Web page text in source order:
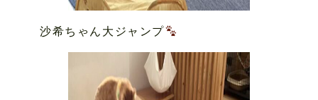
沙希ちゃん大ジャンプ